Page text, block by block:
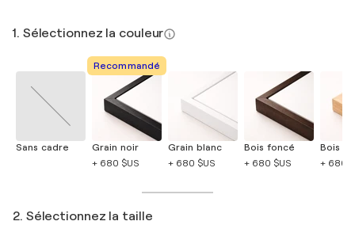
1. Sélectionnez la couleur
Sans cadre
Recommandé
Grain noir
+ 680 $US
Grain blanc
+ 680 $US
Bois foncé
+ 680 $US
Bois
+ 680
2. Sélectionnez la taille